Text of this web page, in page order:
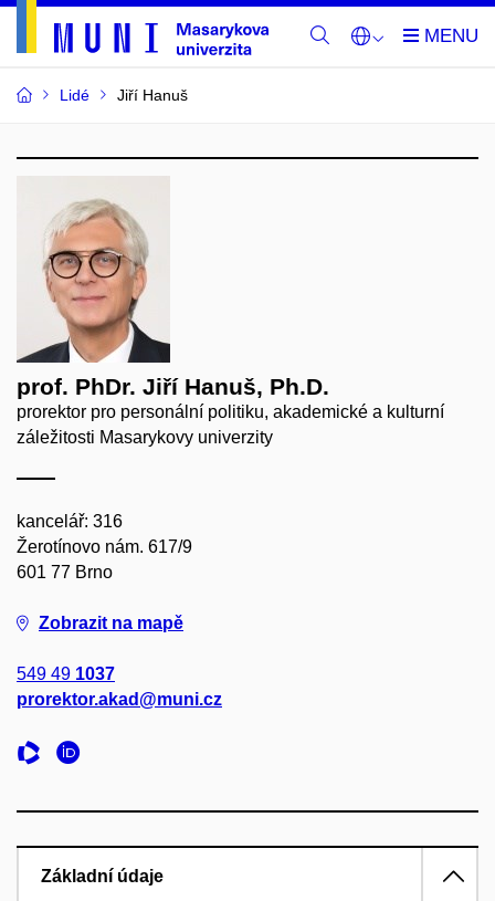
Lidé Jiří Hanuš
prof. PhDr. Jiří Hanuš, Ph.D.
prorektor pro personální politiku, akademické a kulturní
záležitosti Masarykovy univerzity
kancelář: 316
Žerotínovo nám. 617/9
601 77 Brno
Zobrazit na mapě
549 49 1037
prorektor.akad@muni.cz
Základní údaje